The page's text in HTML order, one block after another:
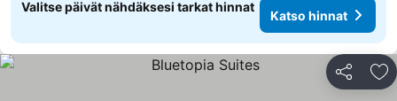
Valitse päivät nähdäksesi tarkat hinnat
Katso hinnat
Jaa